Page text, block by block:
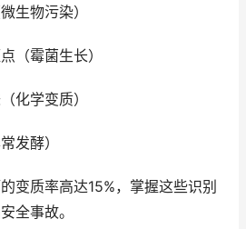
生物污染）
（霉菌生长）
化学变质）
发酵）
变质率高达15%，掌握这些识别
全事故。